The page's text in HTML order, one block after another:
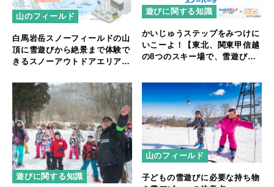
山のフィールド
白馬岩岳スノーフィールドの山
頂に雪遊びから絶景まで体験で
きるスノーアウトドアエリア
オープン
遊びに関する知識
かいじゅうステップをみつけに
いこーよ！【東北、関東甲信越
の8つのスキー場で、雪遊びが
遊びに関する知識
山のフィールド
子どもの雪遊びに必要な持ち物